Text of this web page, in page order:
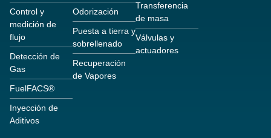
Control y
medición de
flujo
Detección de
Gas
FuelFACS®
Inyección de
Aditivos
Odorización
Puesta a tierra y
sobrellenado
Recuperación
de Vapores
Transferencia
de masa
Válvulas y
actuadores